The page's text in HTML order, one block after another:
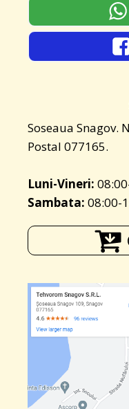
Soseaua Snagov.
Postal 077165.
Luni-Vineri:
Sambata: 08:00-